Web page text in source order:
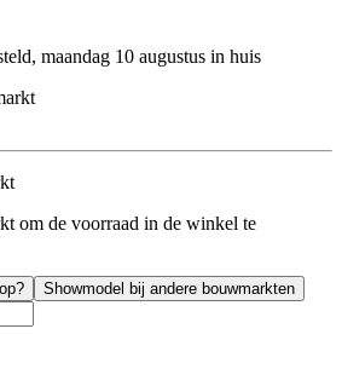
maandag 10 augustus in huis
om de voorraad in de winkel te
Showmodel bij andere bouwmarkten